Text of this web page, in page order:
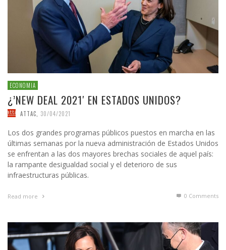
ECONOMIA
¿’NEW DEAL 2021′ EN ESTADOS UNIDOS?
ATTAC 30/04/2021
Los dos grandes programas públicos puestos en marcha en las
últimas semanas por la nueva administración de Estados Unidos
se enfrentan a las dos mayores brechas sociales de aquel país:
la rampante desigualdad social y el deterioro de sus
infraestructuras públicas.
Read more 0 Comments